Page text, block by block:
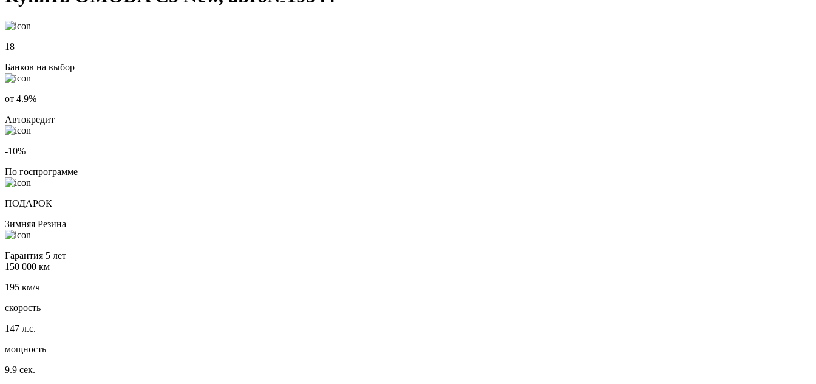
18
Банков на выбор
от 4.9%
Автокредит
-10%
По госпрограмме
ПОДАРОК
Зимняя Резина
Гарантия 5 лет
150 000 км
195 км/ч
скорость
147 л.с.
мощность
9.9 сек.